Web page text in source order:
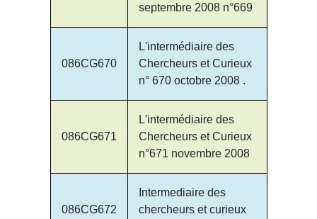
septembre 2008 n°669
086CG670
L'intermédiaire des
Chercheurs et Curieux
n° 670 octobre 2008 .
086CG671
L'intermédiaire des
Chercheurs et Curieux
n°671 novembre 2008
086CG672
Intermediaire des
chercheurs et curieux